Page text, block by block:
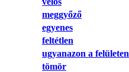
meggyőző
egyenes
feltétlen
ugyanazon a felületen
tömör